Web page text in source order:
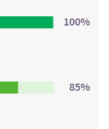
100%
85%